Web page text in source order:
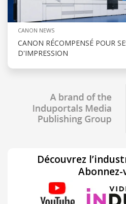
CANON NEWS
CANON RÉCOMPENSÉ POUR
D'IMPRESSION
Découvrez
Abonnez-